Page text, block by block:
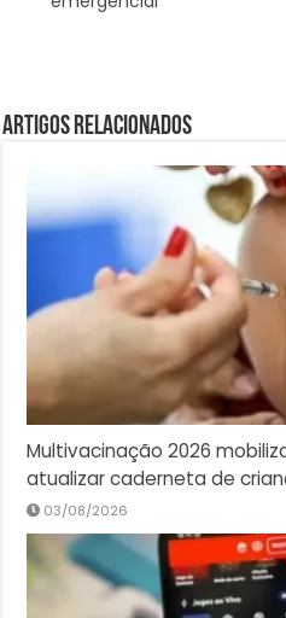
Artigos Relacionados
Multivacinação 2026
atualizar caderneta de
03/08/2026